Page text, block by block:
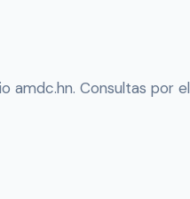
amdc.hn. Consultas por el